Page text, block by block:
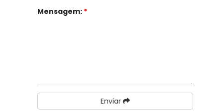
Mensagem: *
Enviar